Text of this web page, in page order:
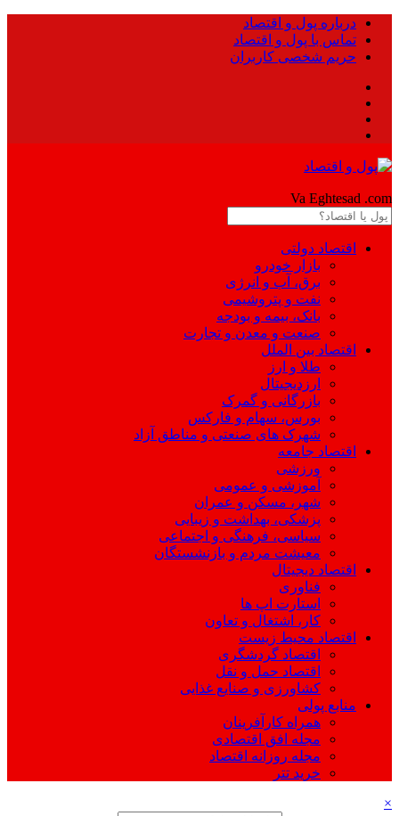
درباره پول و اقتصاد
تماس با پول و اقتصاد
حریم شخصی کاربران
Va Eghtesad .com
اقتصاد دولتی
بازار خودرو
برق، آب و انرژی
نفت و پتروشیمی
بانک، بیمه و بودجه
صنعت و معدن و تجارت
اقتصاد بین الملل
طلا و ارز
ارزدیجیتال
بازرگانی و گمرک
بورس، سهام و فارکس
شهرک های صنعتی و مناطق آزاد
اقتصاد جامعه
ورزشی
آموزشی و عمومی
شهر، مسکن و عمران
پزشکی، بهداشت و زیبایی
سیاسی، فرهنگی و اجتماعی
معیشت مردم و بازنشستگان
اقتصاد دیجیتال
فناوری
استارت اپ ها
کار، اشتغال و تعاون
اقتصاد محیط زیست
اقتصاد گردشگری
اقتصاد حمل و نقل
کشاورزی و صنایع غذایی
منابع پولی
همراه کارآفرینان
مجله افق اقتصادی
مجله روزانه اقتصاد
خرید تتر
×